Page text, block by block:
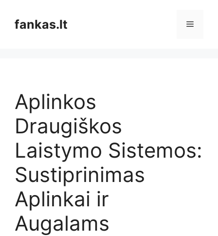
turiniofankas.lt Meniu
Aplinkos
Draugiškos
Laistymo Sistemos:
Sustiprinimas
Aplinkai ir
Augalams